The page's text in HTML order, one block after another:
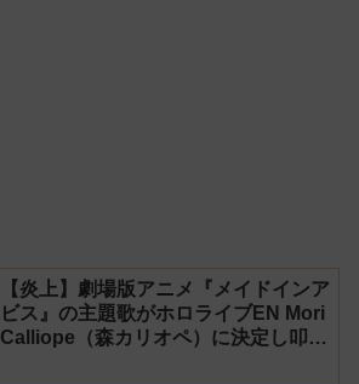
【炎上】劇場版アニメ『メイドインア
ビス』の主題歌がホロライブEN Mori
Calliope（森カリオペ）に決定し叩か